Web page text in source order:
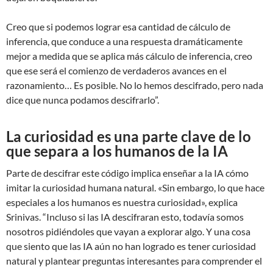
Creo que si podemos lograr esa cantidad de cálculo de
inferencia, que conduce a una respuesta dramáticamente
mejor a medida que se aplica más cálculo de inferencia, creo
que ese será el comienzo de verdaderos avances en el
razonamiento… Es posible. No lo hemos descifrado, pero nada
dice que nunca podamos descifrarlo”.
La curiosidad es una parte clave de lo
que separa a los humanos de la IA
Parte de descifrar este código implica enseñar a la IA cómo
imitar la curiosidad humana natural. «Sin embargo, lo que hace
especiales a los humanos es nuestra curiosidad», explica
Srinivas. “Incluso si las IA descifraran esto, todavía somos
nosotros pidiéndoles que vayan a explorar algo. Y una cosa
que siento que las IA aún no han logrado es tener curiosidad
natural y plantear preguntas interesantes para comprender el